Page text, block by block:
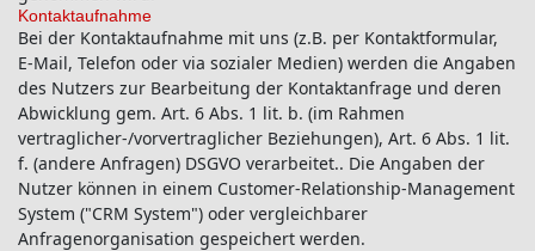
Kontaktaufnahme
Bei der Kontaktaufnahme mit uns (z.B. per Kontaktformular,
E-Mail, Telefon oder via sozialer Medien) werden die Angaben
des Nutzers zur Bearbeitung der Kontaktanfrage und deren
Abwicklung gem. Art. 6 Abs. 1 lit. b. (im Rahmen
vertraglicher-/vorvertraglicher Beziehungen), Art. 6 Abs. 1 lit.
f. (andere Anfragen) DSGVO verarbeitet.. Die Angaben der
Nutzer können in einem Customer-Relationship-Management
System ("CRM System") oder vergleichbarer
Anfragenorganisation gespeichert werden.